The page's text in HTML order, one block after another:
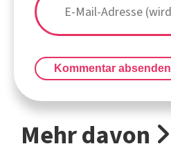
Kommentar absenden
Mehr davon